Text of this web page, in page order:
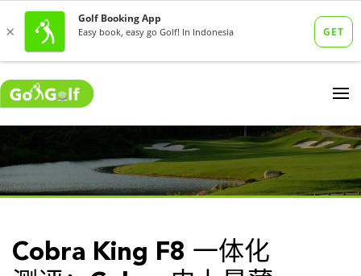
Cobra King F8 一体化